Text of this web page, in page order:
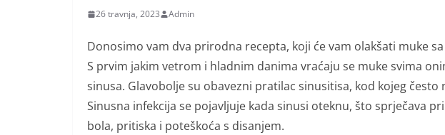
26 travnja, 2023 Admin
Donosimo vam dva prirodna recepta, koji će vam olakšati muke
S prvim jakim vetrom i hladnim danima vraćaju se muke svima
sinusa. Glavobolje su obavezni pratilac sinusitisa, kod kojeg često
Sinusna infekcija se pojavljuje kada sinusi oteknu, što sprječava
bola, pritiska i poteškoća s disanjem.